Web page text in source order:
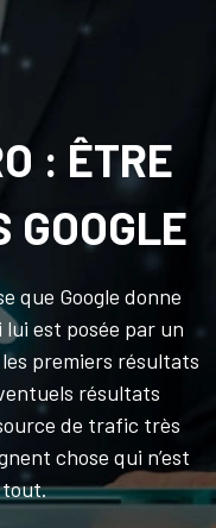
: ÊTRE
GOOGLE
que Google donne
est posée par un
premiers résultats
résultats
de trafic très
chose qui n’est
tout.